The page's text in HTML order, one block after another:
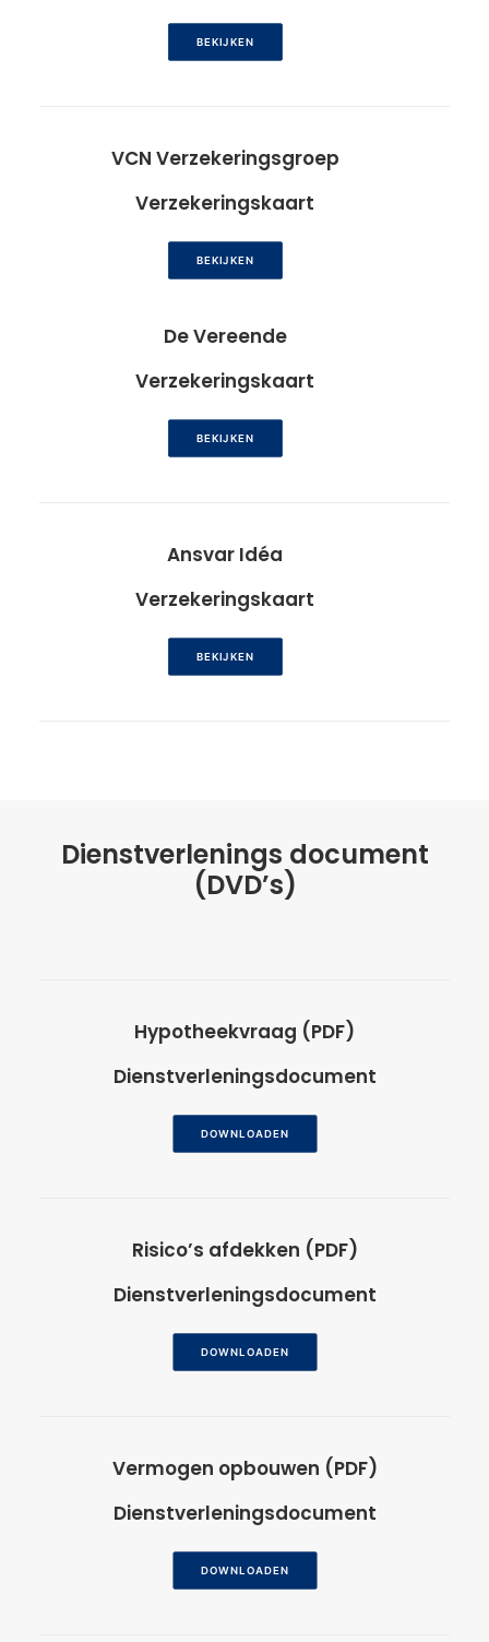
BEKIJKEN
VCN Verzekeringsgroep
Verzekeringskaart
BEKIJKEN
De Vereende
Verzekeringskaart
BEKIJKEN
Ansvar Idéa
Verzekeringskaart
BEKIJKEN
Dienstverlenings document
(DVD’s)
Hypotheekvraag (PDF)
Dienstverleningsdocument
DOWNLOADEN
Risico’s afdekken (PDF)
Dienstverleningsdocument
DOWNLOADEN
Vermogen opbouwen (PDF)
Dienstverleningsdocument
DOWNLOADEN